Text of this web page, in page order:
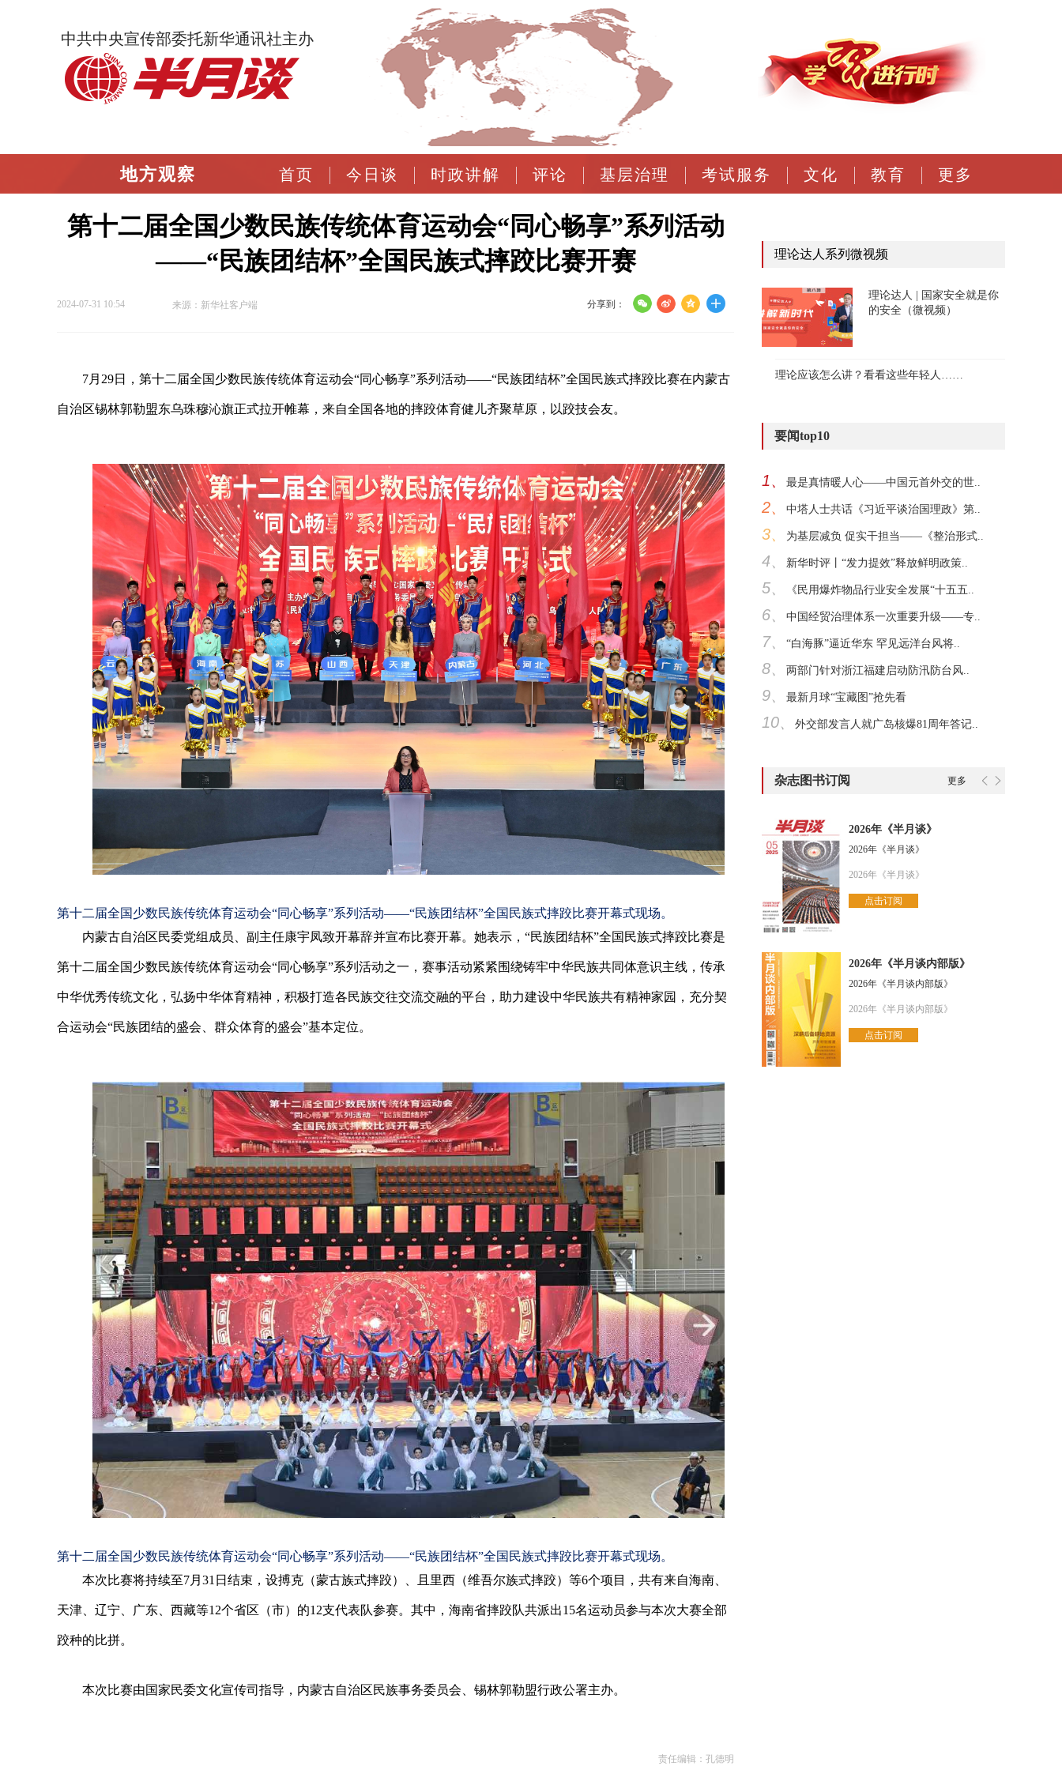
中共中央宣传部委托新华通讯社主办
地方观察 首页 今日谈 时政讲解 评论 基层治理 考试服务 文化 教育 更多
第十二届全国少数民族传统体育运动会“同心畅享”系列活动
——“民族团结杯”全国民族式摔跤比赛开赛
2024-07-31 10:54 来源：新华社客户端 分享到：
7月29日，第十二届全国少数民族传统体育运动会“同心畅享”系列活动——“民族团结杯”全国民族式摔跤比赛在内蒙古
自治区锡林郭勒盟东乌珠穆沁旗正式拉开帷幕，来自全国各地的摔跤体育健儿齐聚草原，以跤技会友。
第十二届全国少数民族传统体育运动会“同心畅享”系列活动——“民族团结杯”全国民族式摔跤比赛开幕式现场。
内蒙古自治区民委党组成员、副主任康宇凤致开幕辞并宣布比赛开幕。她表示，“民族团结杯”全国民族式摔跤比赛是
第十二届全国少数民族传统体育运动会“同心畅享”系列活动之一，赛事活动紧紧围绕铸牢中华民族共同体意识主线，传承
中华优秀传统文化，弘扬中华体育精神，积极打造各民族交往交流交融的平台，助力建设中华民族共有精神家园，充分契
合运动会“民族团结的盛会、群众体育的盛会”基本定位。
第十二届全国少数民族传统体育运动会“同心畅享”系列活动——“民族团结杯”全国民族式摔跤比赛开幕式现场。
本次比赛将持续至7月31日结束，设搏克（蒙古族式摔跤）、且里西（维吾尔族式摔跤）等6个项目，共有来自海南、
天津、辽宁、广东、西藏等12个省区（市）的12支代表队参赛。其中，海南省摔跤队共派出15名运动员参与本次大赛全部
跤种的比拼。
本次比赛由国家民委文化宣传司指导，内蒙古自治区民族事务委员会、锡林郭勒盟行政公署主办。
责任编辑：孔德明
理论达人系列微视频
理论达人 | 国家安全就是你
的安全（微视频）
理论应该怎么讲？看看这些年轻人……
要闻top10
1、 最是真情暖人心——中国元首外交的世..
2、 中塔人士共话《习近平谈治国理政》第..
3、 为基层减负 促实干担当——《整治形式..
4、 新华时评丨“发力提效”释放鲜明政策..
5、 《民用爆炸物品行业安全发展“十五五..
6、 中国经贸治理体系一次重要升级——专..
7、 “白海豚”逼近华东 罕见远洋台风将..
8、 两部门针对浙江福建启动防汛防台风..
9、 最新月球“宝藏图”抢先看
10、 外交部发言人就广岛核爆81周年答记..
杂志图书订阅 更多
2026年《半月谈》
2026年《半月谈》
2026年《半月谈》
点击订阅
2026年《半月谈内部版》
2026年《半月谈内部版》
2026年《半月谈内部版》
点击订阅